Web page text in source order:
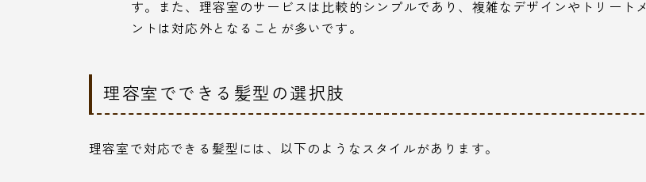
す。また、理容室のサービスは比較的シンプルであり、複雑なデザインやトリートメ
ントは対応外となることが多いです。
理容室でできる髪型の選択肢
理容室で対応できる髪型には、以下のようなスタイルがあります。